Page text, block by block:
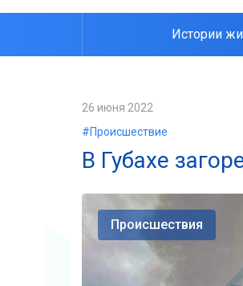
Истории
26 июня 2022
#Происшествие
В Губахе
Происшествия